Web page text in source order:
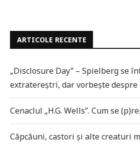
ARTICOLE RECENTE
„Disclosure Day” – Spielberg se
extratereștri, dar vorbește despre
Cenaclul „H.G. Wells”. Cum se
Căpcăuni, castori și alte creaturi